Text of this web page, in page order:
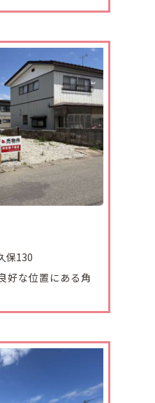
から～１月5日（月）
。
約いただきました。
ました。
万円に価格変更い
保130
好な位置にある角